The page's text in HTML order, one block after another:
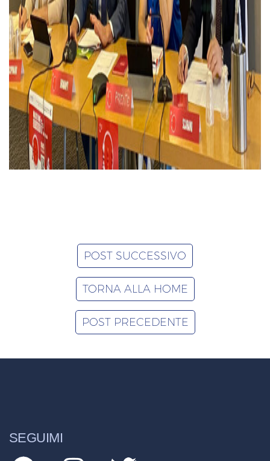
POST SUCCESSIVO
TORNA ALLA HOME
POST PRECEDENTE
SEGUIMI